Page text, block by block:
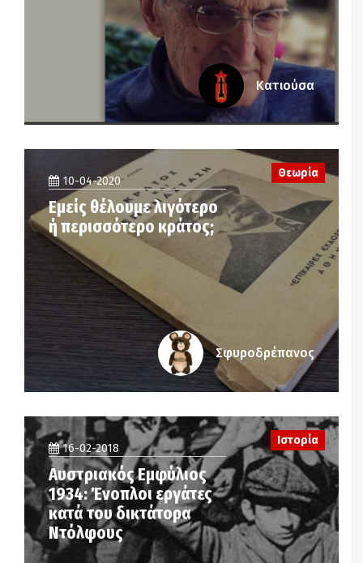
Κατιούσα
10-04-2020
Εμείς θέλουμε λιγότερο
ή περισσότερο κράτος;
Θεωρία
Σφυροδρέπανος
16-02-2018
Αυστριακός Εμφύλιος
1934: Ένοπλοι εργάτες
κατά του δικτάτορα
Ντόλφους
Ιστορία